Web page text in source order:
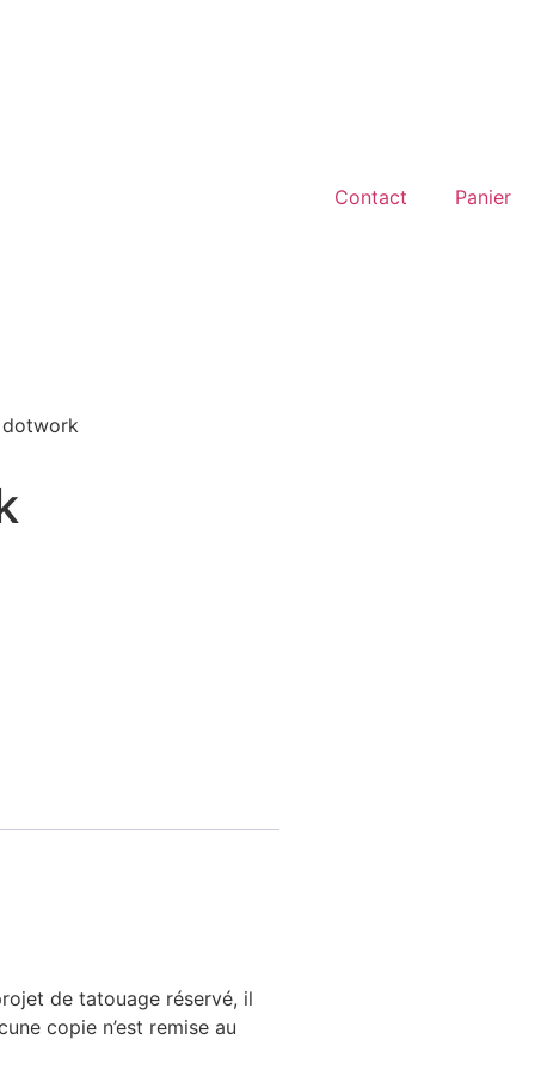
Contact Panier
de tatouage réservé, il
copie n’est remise au